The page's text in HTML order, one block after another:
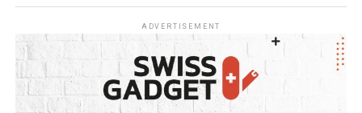
şüphelenmesine rağmen işini kaybetme korkusuyla ses
çıkaramadığını belirten şoför, tüm WhatsApp
yazışmalarını delil olarak sakladığını ifade etti.
Haluk Levent: „Kötü Bir Zaafım Var, Ama Ahbap
ADVERTISEMENT